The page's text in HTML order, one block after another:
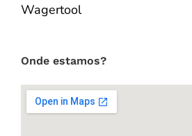
Wagertool
Onde estamos?